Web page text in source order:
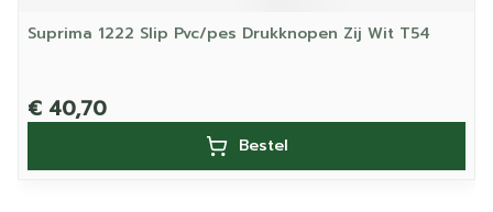
Suprima 1222 Slip Pvc/pes Drukknopen Zij Wit T54
€ 40,70
Bestel